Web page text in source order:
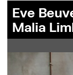
Eve
Malia